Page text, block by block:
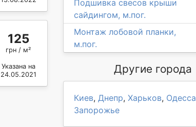
125
грн / м²
Указана на
24.05.2021
Подшивка свесов крыши
сайдингом, м.пог.
Монтаж лобовой планки,
м.пог.
Другие города
Киев, Днепр, Харьков, Одесса
Запорожье